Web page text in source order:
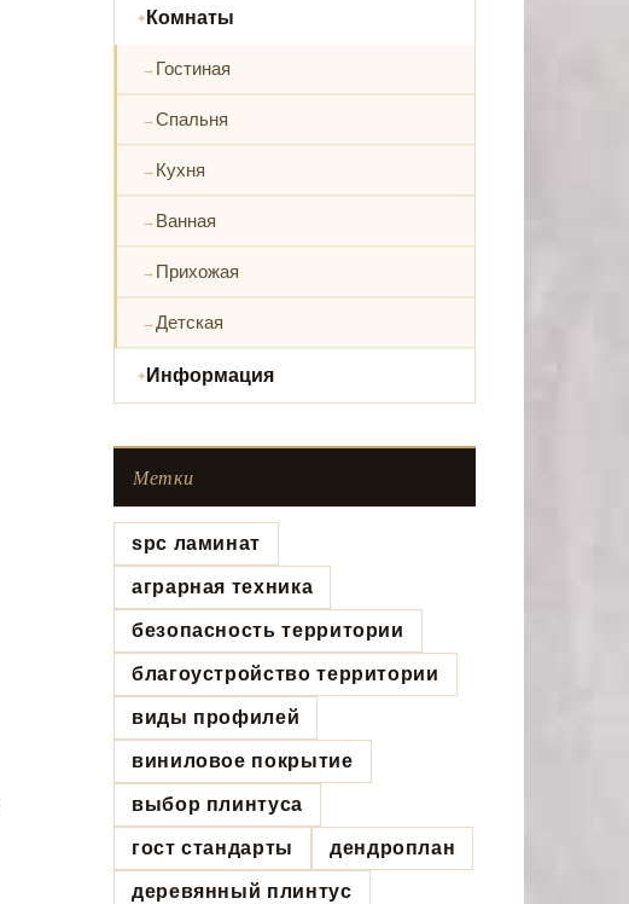
Комнаты
Гостиная
Спальня
Кухня
Ванная
Прихожая
Детская
Информация
Метки
spc ламинат
аграрная техника
безопасность территории
благоустройство территории
виды профилей
виниловое покрытие
выбор плинтуса
гост стандарты дендроплан
деревянный плинтус